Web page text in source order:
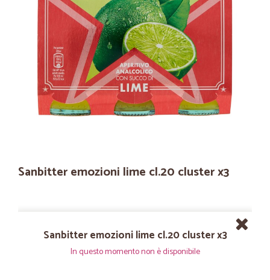
Sanbitter emozioni lime cl.20 cluster x3
Sanbitter emozioni lime cl.20 cluster x3
In questo momento non è disponibile